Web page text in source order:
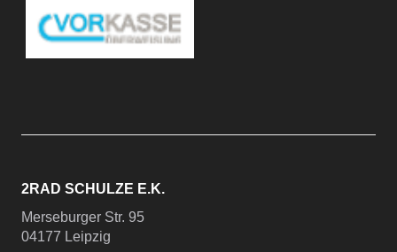
2RAD SCHULZE E.K.
Merseburger Str. 95
04177 Leipzig